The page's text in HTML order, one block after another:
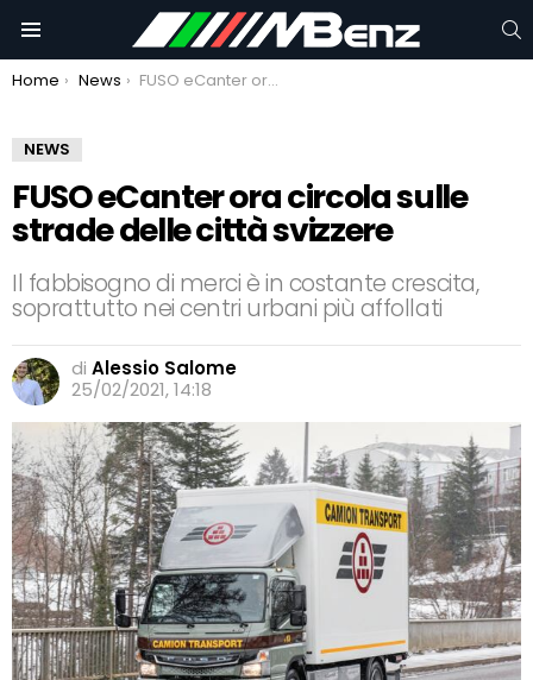
You are here:
Home News FUSO eCanter ora circola sulle strade delle città svizzere
NEWS
FUSO eCanter ora circola sulle
strade delle città svizzere
Il fabbisogno di merci è in costante crescita,
soprattutto nei centri urbani più affollati
di Alessio Salome
25/02/2021, 14:18